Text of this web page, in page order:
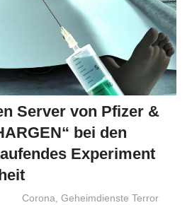
Server von Pfizer &
bei den
Experiment
Niki Vogt
Corona,Geheimdienste Terror